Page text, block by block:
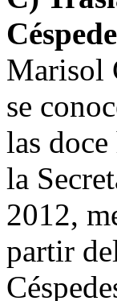
Marisol
se
las
la
2012,
partir